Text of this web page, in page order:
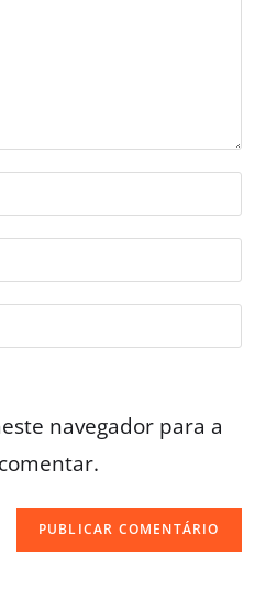
navegador para a